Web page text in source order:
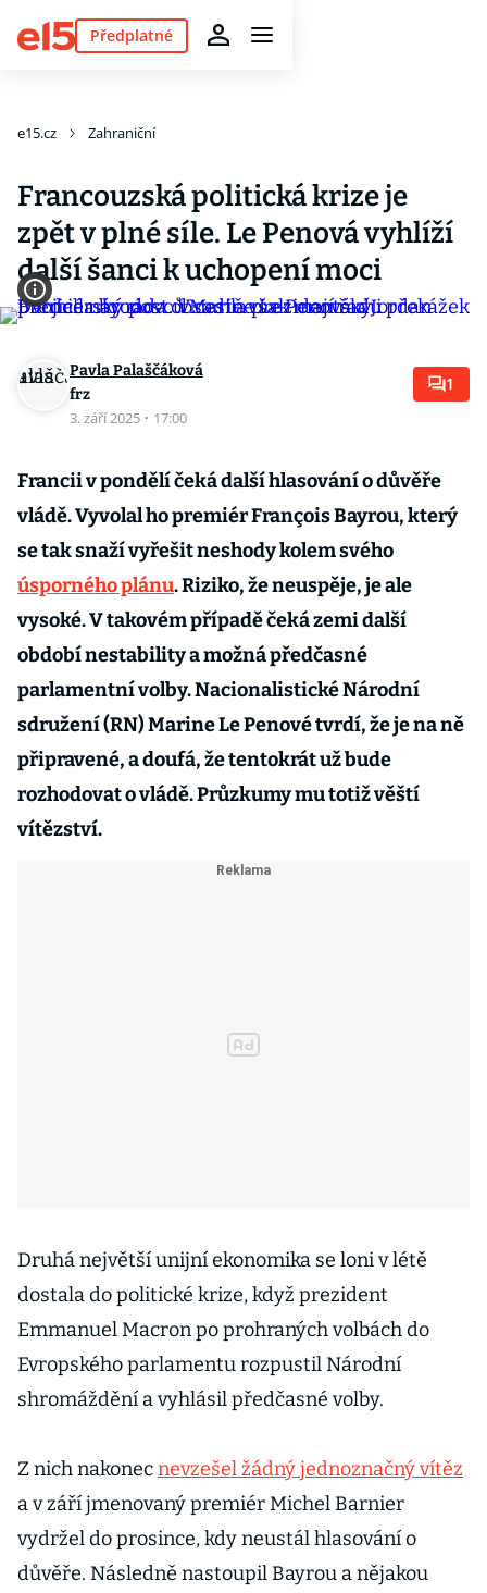
Předplatné
e15.cz Zahraniční
Francouzská politická krize je
zpět v plné síle. Le Penová vyhlíží
další šanci k uchopení moci
Pavla Palaščáková
frz
3. září 2025 · 17:00
1
Francii v pondělí čeká další hlasování o důvěře
vládě. Vyvolal ho premiér François Bayrou, který
se tak snaží vyřešit neshody kolem svého
úsporného plánu. Riziko, že neuspěje, je ale
vysoké. V takovém případě čeká zemi další
období nestability a možná předčasné
parlamentní volby. Nacionalistické Národní
sdružení (RN) Marine Le Penové tvrdí, že je na ně
připravené, a doufá, že tentokrát už bude
rozhodovat o vládě. Průzkumy mu totiž věští
vítězství.
Druhá největší unijní ekonomika se loni v létě
dostala do politické krize, když prezident
Emmanuel Macron po prohraných volbách do
Evropského parlamentu rozpustil Národní
shromáždění a vyhlásil předčasné volby.
Z nich nakonecnevzešel žádný jednoznačný vítěz
a v září jmenovaný premiér Michel Barnier
vydržel do prosince, kdy neustál hlasování o
důvěře. Následně nastoupil Bayrou a nějakou